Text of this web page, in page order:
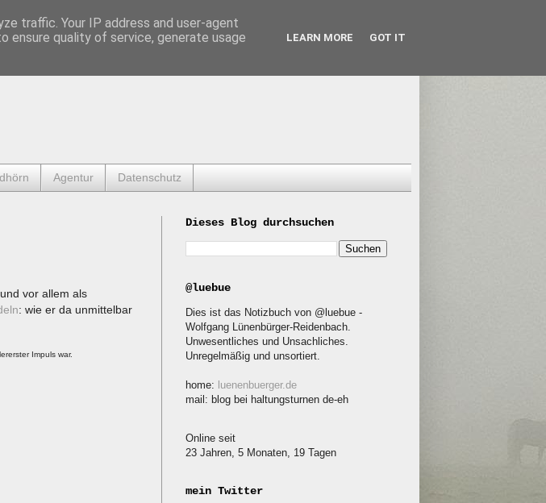
Agentur Datenschutz
vor allem als
: wie er da unmittelbar
Impuls war.
Dieses Blog durchsuchen
@luebue
Dies ist das Notizbuch von @luebue -
Wolfgang Lünenbürger-Reidenbach.
Unwesentliches und Unsachliches.
Unregelmäßig und unsortiert.
home: luenenbuerger.de
mail: blog bei haltungsturnen de-eh
Online seit
23 Jahren, 5 Monaten, 19 Tagen
mein Twitter
traffic. Your IP address and user-agent
ensure quality of service, generate usage
LEARN MORE GOT IT